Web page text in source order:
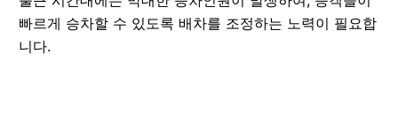
빠르게 승차할 수 있도록 배차를 조정하는 노력이 필요합
니다.